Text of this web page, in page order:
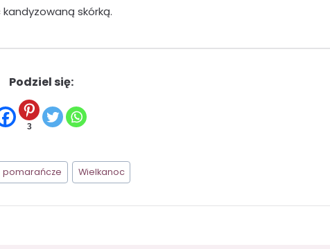
skórką.
Podziel się:
3
pomarańcze Wielkanoc